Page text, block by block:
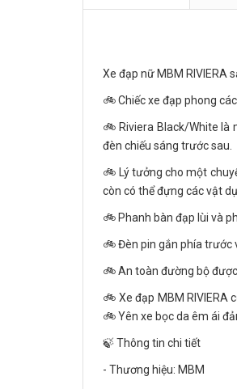
Xe đạp nữ MBM RIVIERA
🚲 Chiếc xe đạp phong
🚲 Riviera Black/White là
đèn chiếu sáng trước sau.
🚲 Lý tưởng cho một
còn có thể đựng các vật
🚲 Phanh bàn đạp lùi và
🚲 Đèn pin gắn phía trước
🚲 An toàn đường bộ
🚲 Xe đạp MBM
🚲 Yên xe bọc da êm ái
🍃 Thông tin chi tiết
- Thương hiệu: MBM